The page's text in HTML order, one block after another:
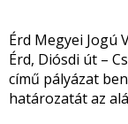
Érd Megyei Jogú
Érd, Diósdi út –
című pályázat
határozatát az